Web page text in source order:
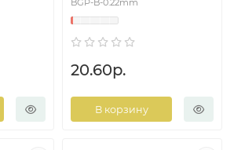
BGP-B-0.22mm
20.60р.
В корзину